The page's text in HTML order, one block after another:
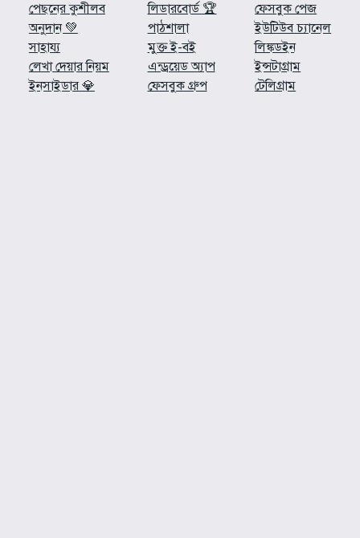
পেছনের কুশীলব
অনুদান 💚
সাহায্য
লেখা দেয়ার নিয়ম
ইনসাইডার 💎
লিডারবোর্ড 🏆
পাঠশালা
মুক্ত ই-বই
এন্ড্রয়েড অ্যাপ
ফেসবুক গ্রুপ
ফেসবুক পেজ
ইউটিউব চ্যানেল
লিঙ্কডইন
ইন্সটাগ্রাম
টেলিগ্রাম